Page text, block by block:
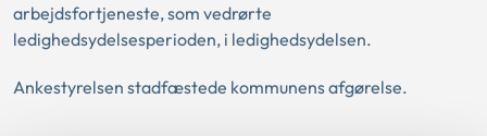
arbejdsfortjeneste, som vedrørte
ledighedsydelsesperioden, i ledighedsydelsen.
Ankestyrelsen stadfæstede kommunens afgørelse.